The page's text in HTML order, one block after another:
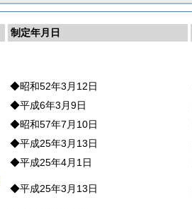
制定年月日
◆昭和52年3月12日
◆平成6年3月9日
◆昭和57年7月10日
◆平成25年3月13日
◆平成25年4月1日
◆平成25年3月13日